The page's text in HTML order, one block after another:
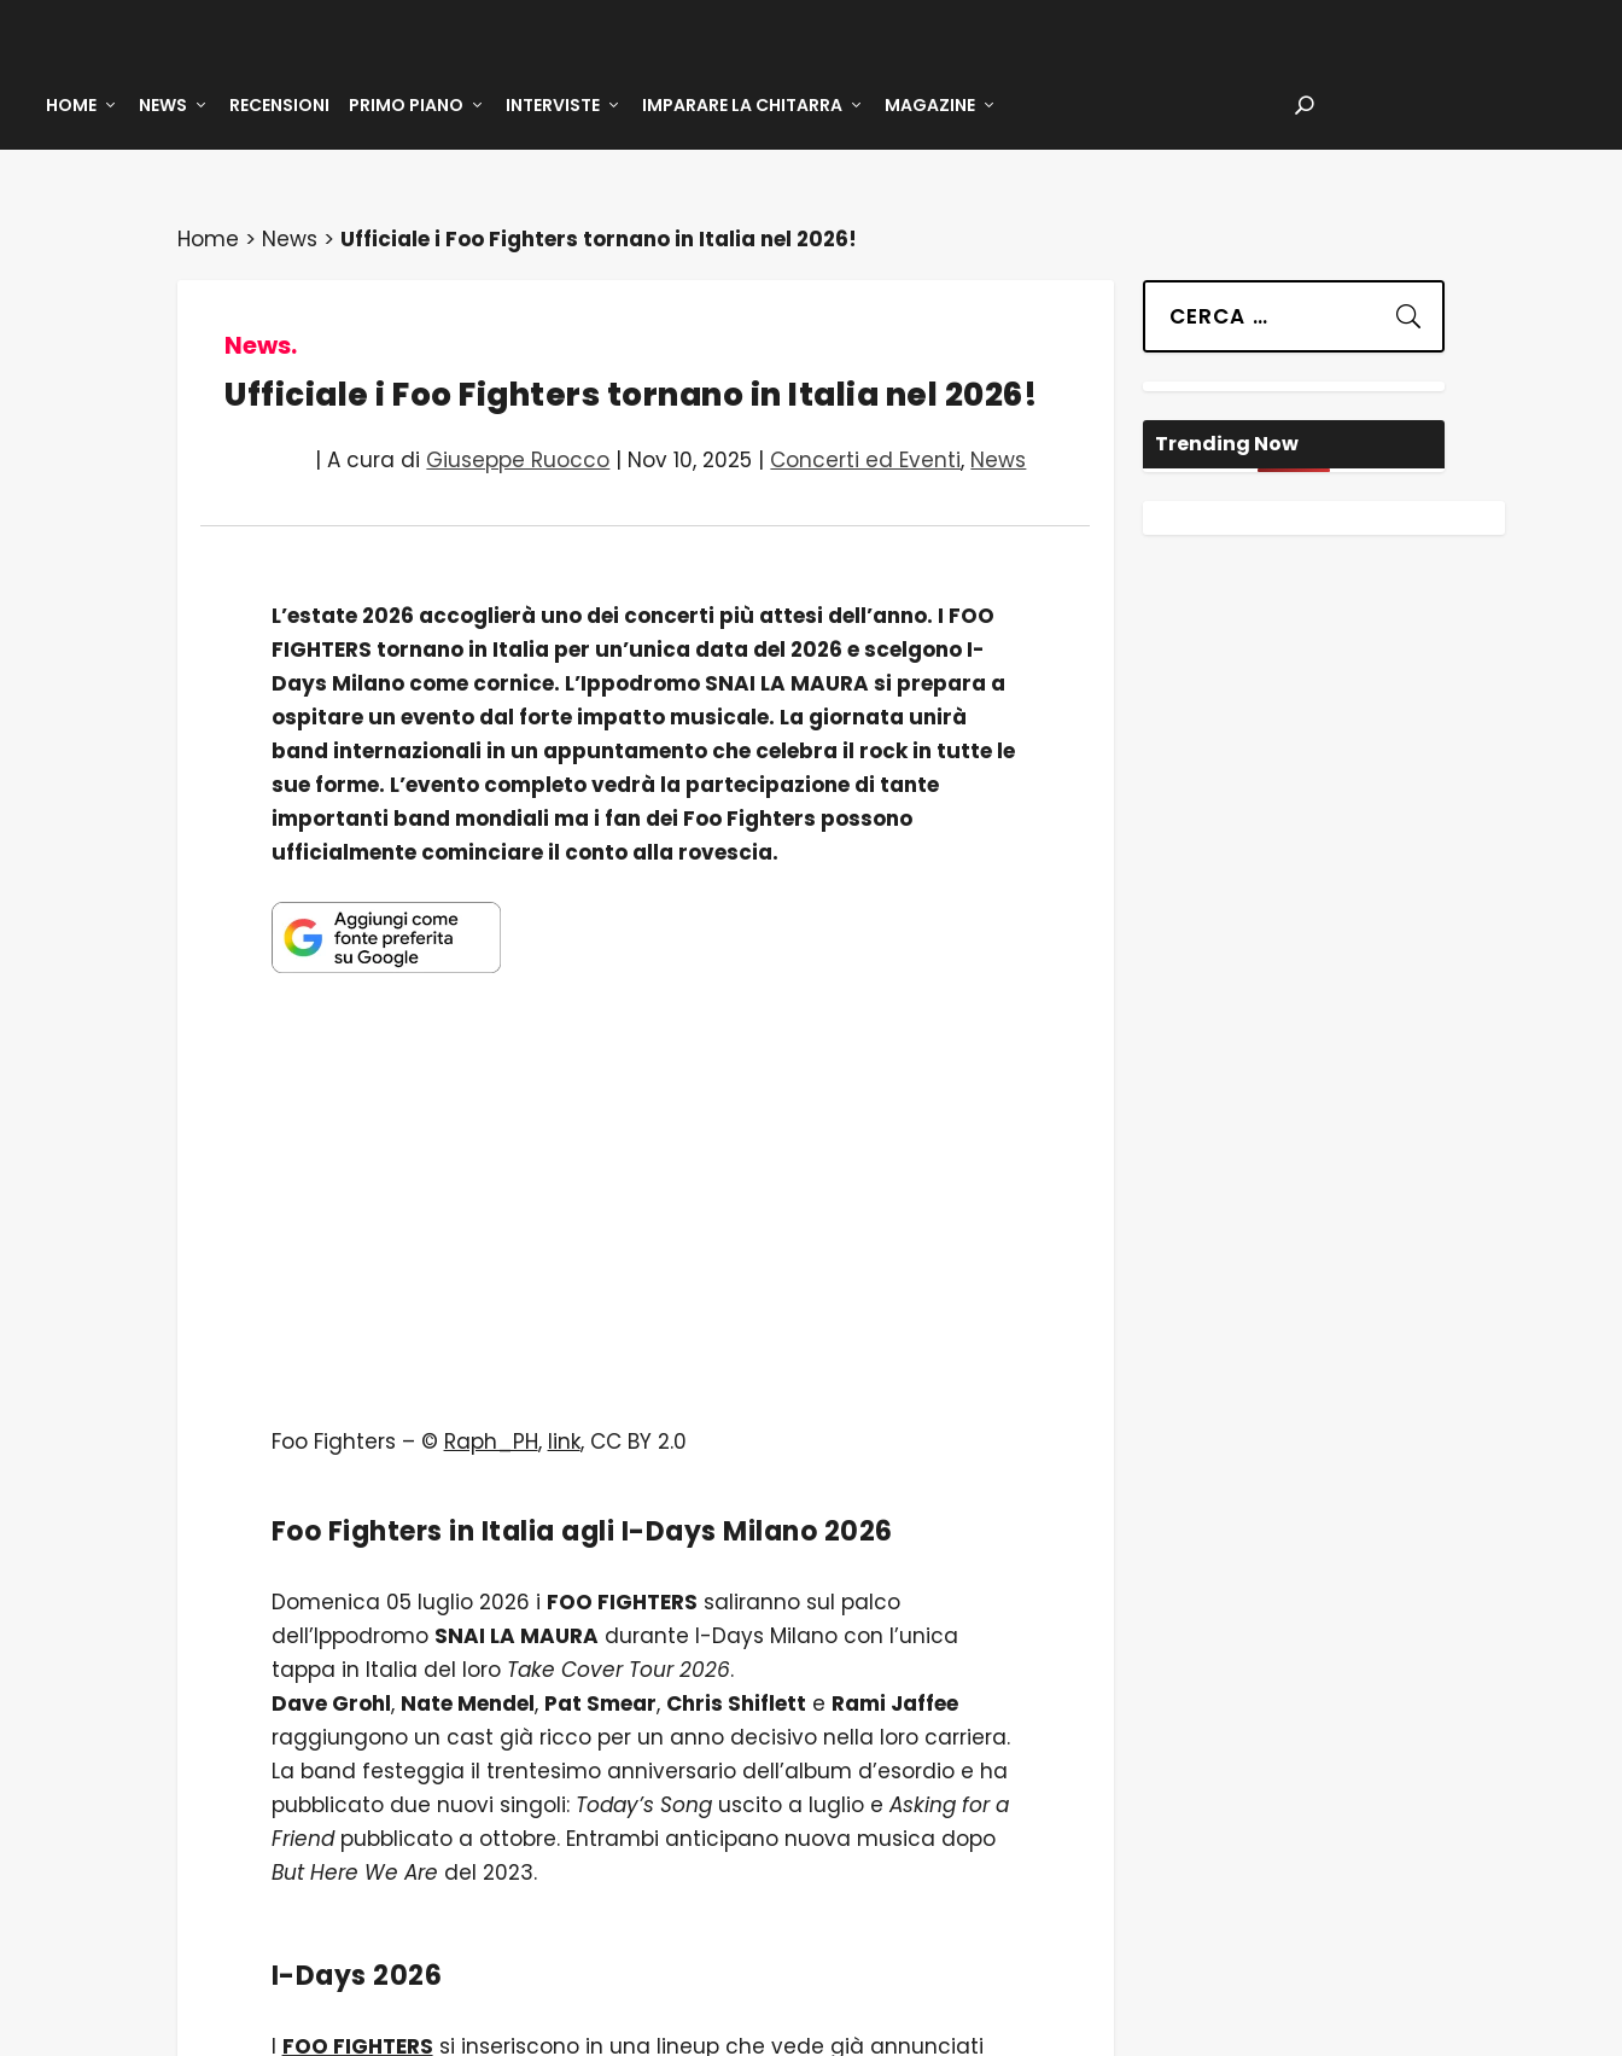
HOME NEWS RECENSIONI PRIMO PIANO INTERVISTE IMPARARE LA CHITARRA MAGAZINE
Home > News > Ufficiale i Foo Fighters tornano in Italia nel 2026!
News.
Ufficiale i Foo Fighters tornano in Italia nel 2026!
| A cura di Giuseppe Ruocco | Nov 10, 2025 | Concerti ed Eventi, News
L’estate 2026 accoglierà uno dei concerti più attesi dell’anno. I FOO
FIGHTERS tornano in Italia per un’unica data del 2026 e scelgono I-
Days Milano come cornice. L’Ippodromo SNAI LA MAURA si prepara a
ospitare un evento dal forte impatto musicale. La giornata unirà
band internazionali in un appuntamento che celebra il rock in tutte le
sue forme. L’evento completo vedrà la partecipazione di tante
importanti band mondiali ma i fan dei Foo Fighters possono
ufficialmente cominciare il conto alla rovescia.
Foo Fighters – © Raph_PH, link, CC BY 2.0
Foo Fighters in Italia agli I-Days Milano 2026
Domenica 05 luglio 2026 i FOO FIGHTERS saliranno sul palco
dell’Ippodromo SNAI LA MAURAdurante I-Days Milano con l’unica
tappa in Italia del loro Take Cover Tour 2026.
Dave Grohl, Nate Mendel, Pat Smear, Chris Shiflett e Rami Jaffee
raggiungono un cast già ricco per un anno decisivo nella loro carriera.
La band festeggia il trentesimo anniversario dell’album d’esordio e ha
pubblicato due nuovi singoli: Today’s Songuscito a luglio e Asking for a
Friendpubblicato a ottobre. Entrambi anticipano nuova musica dopo
But Here We Are del 2023.
I-Days 2026
I FOO FIGHTERS si inseriscono in una lineup che vede già annunciati
Suchen
Trending Now